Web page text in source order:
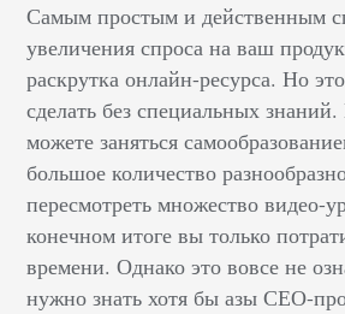
Самым простым и действенным
увеличения спроса на ваш
раскрутка онлайн-ресурса. Но
сделать без специальных
можете заняться
большое количество
пересмотреть множество видео-
конечном итоге вы только
времени. Однако это вовсе не
нужно знать хотя бы азы СЕО-